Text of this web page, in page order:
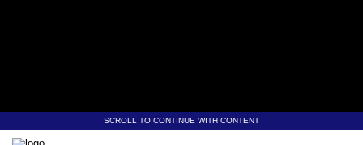
SCROLL TO CONTINUE WITH CONTENT